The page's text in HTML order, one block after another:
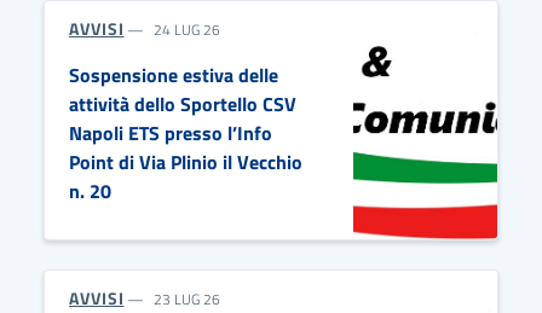
AVVISI 24 LUG 26
Sospensione estiva delle
attività dello Sportello CSV
Napoli ETS presso l’Info
Point di Via Plinio il Vecchio
n. 20
AVVISI 23 LUG 26